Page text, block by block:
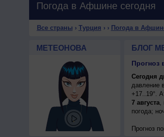
Погода в Афшине сегодня
Все страны › Турция › › Погода в
МЕТЕОНОВА БЛОГ
Прогноз
Сегодня
давление
+17..19°.
7 августа,
погода;
Прогноз